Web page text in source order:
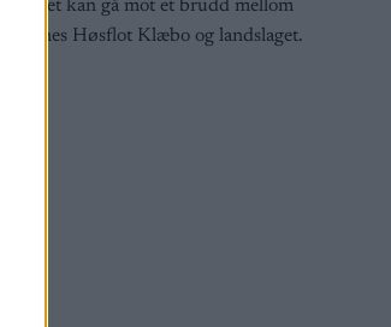
på at det kan gå mot et brudd mellom
Johannes Høsflot Klæbo og landslaget.